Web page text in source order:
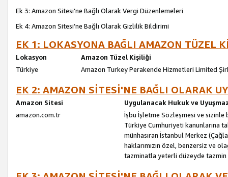
Ek 3: Amazon Sitesi’ne Bağlı Olarak Vergi Düzenlemeleri
Ek 4: Amazon Sitesi’ne Bağlı Olarak Gizlilik Bildirimi
EK 1: LOKASYONA BAĞLI AMAZON TÜZEL
Lokasyon
Amazon Tüzel Kişiliği
Türkiye
Amazon Turkey Perakende Hizmetleri Limited
EK 2: AMAZON SİTESİ'NE BAĞLI OLARAK
Amazon Sitesi
Uygulanacak Hukuk ve
amazon.com.tr
İşbu İşletme Sözleşmesi ve sizinle
Türkiye Cumhuriyeti kanunlarına
münhasıran İstanbul Merkez
haklarımızın özel, benzersiz ve
tazminatla yeterli düzeyde